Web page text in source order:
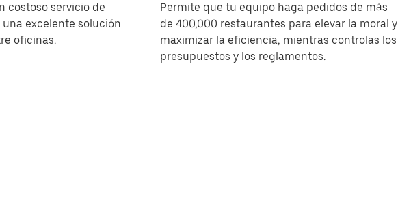
costoso servicio de
excelente solución
oficinas.
Permite que tu equipo haga pedidos de más
de 400,000 restaurantes para elevar la moral y
maximizar la eficiencia, mientras controlas los
presupuestos y los reglamentos.